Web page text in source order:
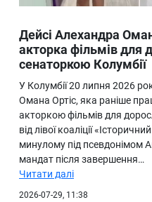
Ukraine
Про нас
Дейсі Алехандра
акторка фільмів для
сенаторкою Колумбії
У Колумбії 20 липня 2026
Омана Ортіс, яка раніше
акторкою фільмів для
від лівої коаліції
минулому під псевдонімом
мандат після завершення…
Читати далі
2026-07-29, 11:38